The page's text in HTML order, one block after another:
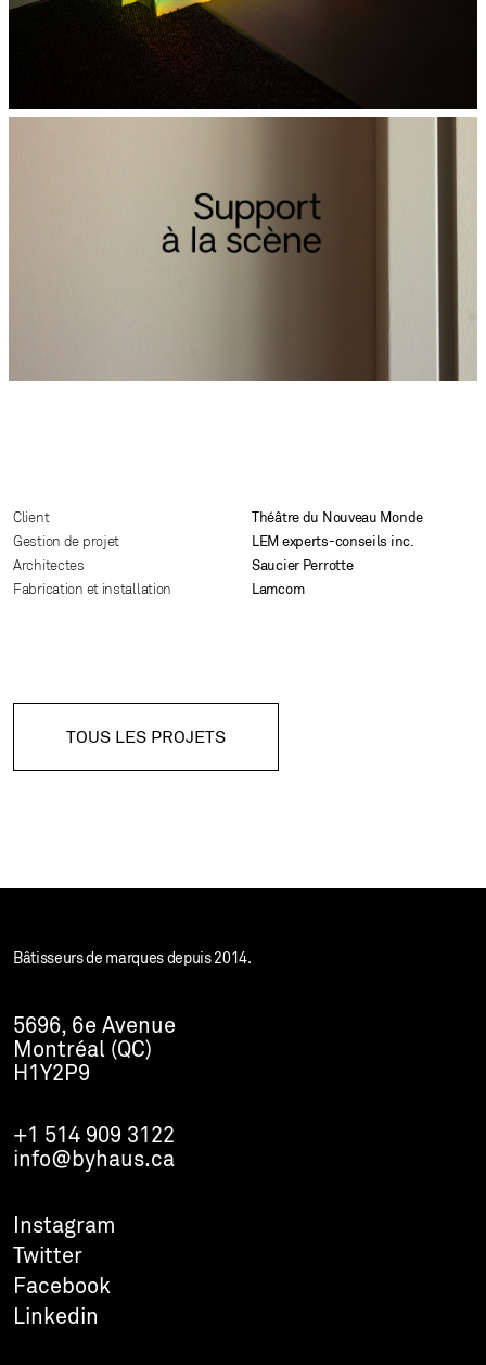
Client
Théâtre du Nouveau Monde
Gestion de projet
LEM experts-conseils inc.
Architectes
Saucier Perrotte
Fabrication et installation
Lamcom
TOUS LES PROJETS
Bâtisseurs de marques depuis 2014.
5696, 6e Avenue
Montréal (QC)
H1Y2P9
+1 514 909 3122
info@byhaus.ca
Instagram
Twitter
Facebook
Linkedin